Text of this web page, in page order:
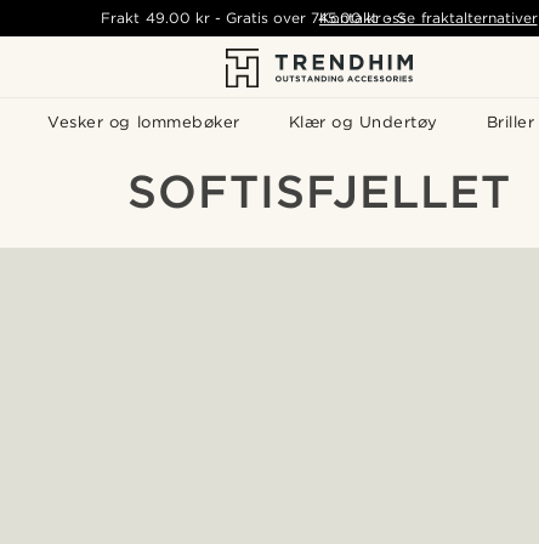
Vesker og lommebøker Klær og Undertøy Briller
Frakt 49.00 kr- Gratis over 745.00 kr - Se fraktalternativer
Kontakt oss
SOFTISFJELLET